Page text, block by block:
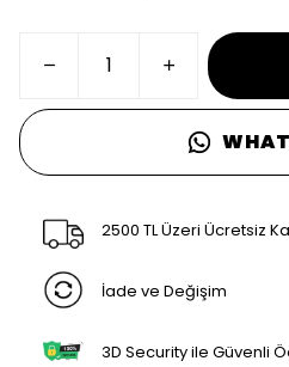
2500 TL Üzeri Ücretsiz
İade ve Değişim
3D Security ile Güvenli